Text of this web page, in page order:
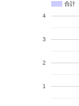
合計
1
2
3
4